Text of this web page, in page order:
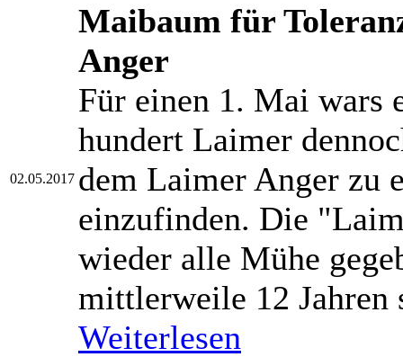
02.05.2017
Maibaum für
Anger
Für einen 1. Mai wars
hundert Laimer
dem Laimer Anger zu
einzufinden. Die
wieder alle Mühe
mittlerweile 12 Jahren
Weiterlesen